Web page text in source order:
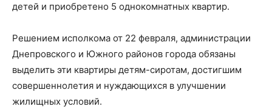
детей и приобретено 5 однокомнатных квартир.
Решением исполкома от 22 февраля, администрации
Днепровского и Южного районов города обязаны
выделить эти квартиры детям-сиротам, достигшим
совершеннолетия и нуждающихся в улучшении
жилищных условий.